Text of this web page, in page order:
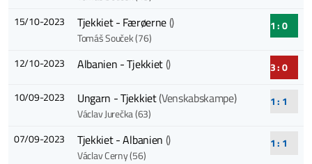
15/10-2023 Tjekkiet - Færøerne()
Tomáš Souček (76)
1 : 0
12/10-2023 Albanien - Tjekkiet() 3 : 0
10/09-2023 Ungarn - Tjekkiet(Venskabskampe)
Václav Jurečka (63)
1 : 1
07/09-2023 Tjekkiet - Albanien ()
Václav Cerny (56)
1 : 1